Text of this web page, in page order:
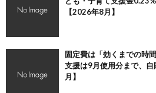
【2026年8月】
固定費は「効くまでの時
支援は9月使用分まで、
月】